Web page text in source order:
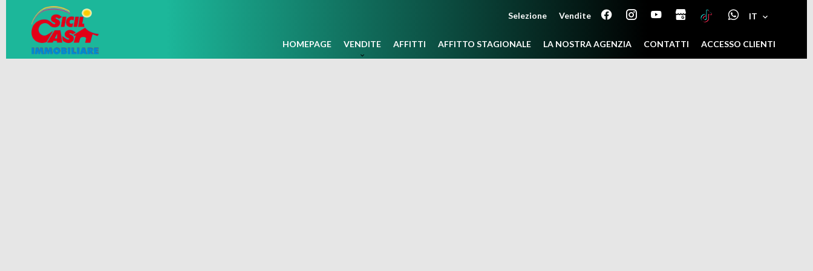
Selezione Vendite IT
HOMEPAGE VENDITE AFFITTI AFFITTO STAGIONALE LA NOSTRA AGENZIA CONTATTI ACCESSO CLIENTI